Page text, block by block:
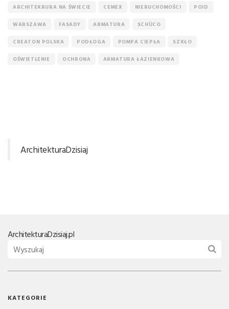
ARCHITEKRURA NA ŚWIECIE CEMEX NIERUCHOMOŚCI POID
WARSZAWA FASADY ARMATURA SCHÜCO
CREATON POLSKA PODŁOGA POMPA CIEPŁA SZKŁO
OŚWIETLENIE OCHRONA ARMATURA ŁAZIENKOWA
ArchitekturaDzisiaj
ArchitekturaDzisiaj.pl
KATEGORIE